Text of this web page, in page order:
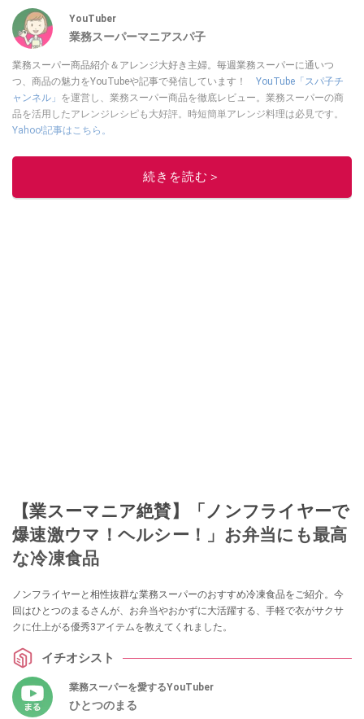
YouTuber
業務スーパーマニアスパ子
業務スーパー商品紹介＆アレンジ大好き主婦。毎週業務スーパーに通いつ
つ、商品の魅力をYouTubeや記事で発信しています！ YouTube「スパ子チ
ャンネル」 を運営し、業務スーパー商品を徹底レビュー。業務スーパーの商
品を活用したアレンジレシピも大好評。時短簡単アレンジ料理は必見です。
Yahoo!記事はこちら。
このイチオシストの他の記事を読む
続きを読む＞
【業スーマニア絶賛】「ノンフライヤーで
爆速激ウマ！ヘルシー！」お弁当にも最高
な冷凍食品
ノンフライヤーと相性抜群な業務スーパーのおすすめ冷凍食品をご紹介。今
回はひとつのまるさんが、お弁当やおかずに大活躍する、手軽で衣がサクサ
クに仕上がる優秀3アイテムを教えてくれました。
イチオシスト
業務スーパーを愛するYouTuber
ひとつのまる